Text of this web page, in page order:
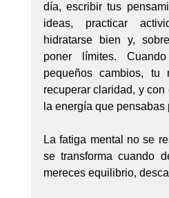
día, escribir tus
ideas, practicar
hidratarse bien y,
poner límites.
pequeños cambios, tu
recuperar claridad, y
la energía que pensabas
La fatiga mental no se
se transforma cuando
mereces equilibrio,